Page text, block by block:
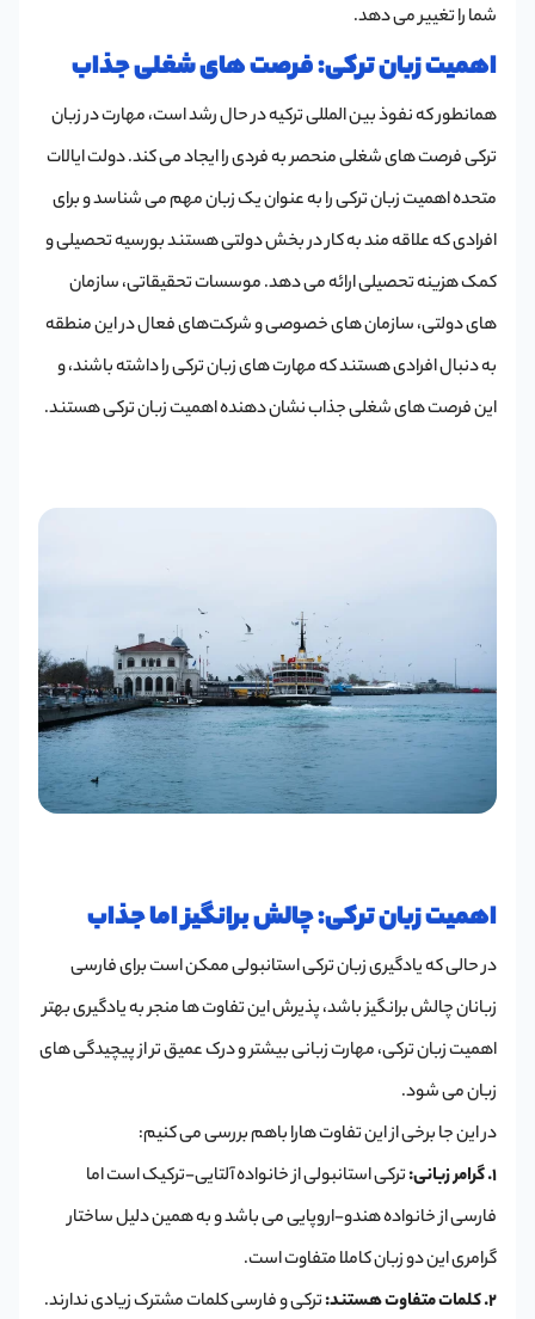
شما را تغییر می دهد.
اهمیت زبان ترکی: فرصت های شغلی جذاب
همانطور که نفوذ بین المللی ترکیه در حال رشد است، مهارت در زبان
ترکی فرصت های شغلی منحصر به فردی را ایجاد می کند. دولت ایالات
متحده اهمیت زبان ترکی را به عنوان یک زبان مهم می شناسد و برای
افرادی که علاقه مند به کار در بخش دولتی هستند بورسیه تحصیلی و
کمک هزینه تحصیلی ارائه می دهد. موسسات تحقیقاتی، سازمان‌
های دولتی، سازمان ‌های خصوصی و شرکت‌های فعال در این منطقه
به دنبال افرادی هستند که مهارت‌ های زبان ترکی را داشته باشند،‌ و
این فرصت های شغلی جذاب نشان دهنده اهمیت زبان ترکی هستند.
اهمیت زبان ترکی: چالش برانگیز اما جذاب
در حالی که یادگیری زبان ترکی استانبولی ممکن است برای فارسی
زبانان چالش برانگیز باشد، پذیرش این تفاوت ها منجر به یادگیری بهتر
اهمیت زبان ترکی، مهارت زبانی بیشتر و درک عمیق تر از پیچیدگی های
زبان می شود.
در این جا برخی از این تفاوت هارا باهم بررسی می کنیم:
۱. گرامر زبانی:
ترکی استانبولی از خانواده آلتایی-ترکیک است اما
فارسی از خانواده هندو-اروپایی می باشد و به همین دلیل ساختار
گرامری این دو زبان کاملا متفاوت است.
۲. کلمات متفاوت هستند:
ترکی و فارسی کلمات مشترک زیادی ندارند.